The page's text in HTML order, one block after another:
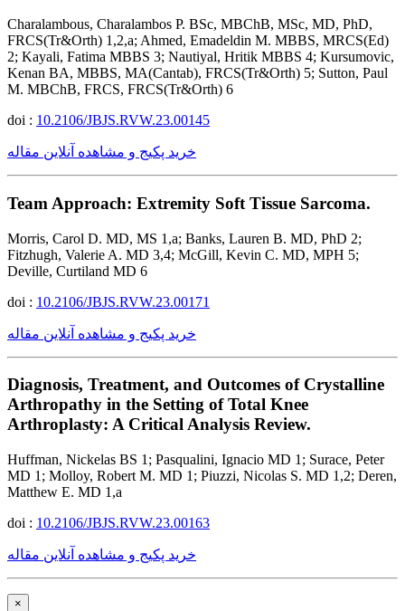
Charalambous, Charalambos P. BSc, MBChB, MSc, MD, PhD,
FRCS(Tr&Orth) 1,2,a; Ahmed, Emadeldin M. MBBS, MRCS(Ed)
2; Kayali, Fatima MBBS 3; Nautiyal, Hritik MBBS 4; Kursumovic,
Kenan BA, MBBS, MA(Cantab), FRCS(Tr&Orth) 5; Sutton, Paul
M. MBChB, FRCS, FRCS(Tr&Orth) 6
doi : 10.2106/JBJS.RVW.23.00145
خرید پکیج و مشاهده آنلاین مقاله
Team Approach: Extremity Soft Tissue Sarcoma.
Morris, Carol D. MD, MS 1,a; Banks, Lauren B. MD, PhD 2;
Fitzhugh, Valerie A. MD 3,4; McGill, Kevin C. MD, MPH 5;
Deville, Curtiland MD 6
doi : 10.2106/JBJS.RVW.23.00171
خرید پکیج و مشاهده آنلاین مقاله
Diagnosis, Treatment, and Outcomes of Crystalline
Arthropathy in the Setting of Total Knee
Arthroplasty: A Critical Analysis Review.
Huffman, Nickelas BS 1; Pasqualini, Ignacio MD 1; Surace, Peter
MD 1; Molloy, Robert M. MD 1; Piuzzi, Nicolas S. MD 1,2; Deren,
Matthew E. MD 1,a
doi : 10.2106/JBJS.RVW.23.00163
خرید پکیج و مشاهده آنلاین مقاله
×